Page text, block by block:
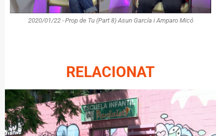
2020/01/22 - Prop de Tu (Part 8) Asun García i Amparo Micó
RELACIONAT